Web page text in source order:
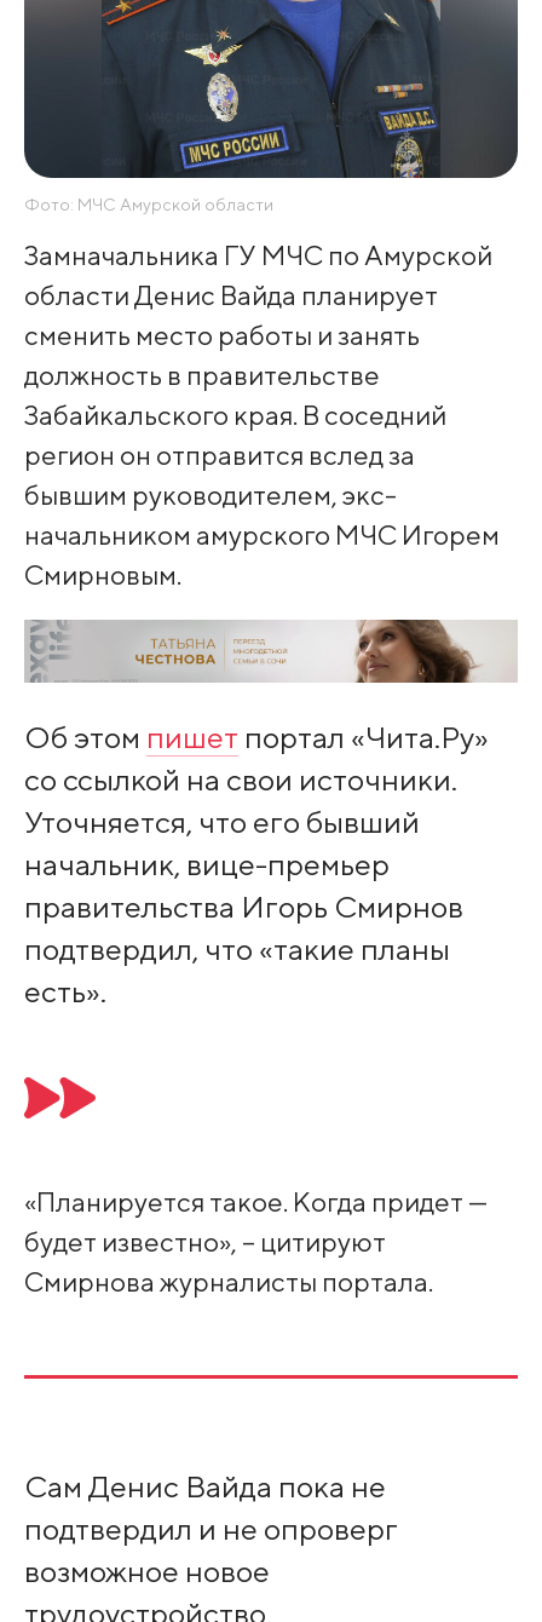
Фото: МЧС Амурской области
Замначальника ГУ МЧС по Амурской
области Денис Вайда планирует
сменить место работы и занять
должность в правительстве
Забайкальского края. В соседний
регион он отправится вслед за
бывшим руководителем, экс-
начальником амурского МЧС Игорем
Смирновым.
Об этом пишет портал «Чита.Ру»
со ссылкой на свои источники.
Уточняется, что его бывший
начальник, вице-премьер
правительства Игорь Смирнов
подтвердил, что «такие планы
есть».
«Планируется такое. Когда придет —
будет известно», – цитируют
Смирнова журналисты портала.
Сам Денис Вайда пока не
подтвердил и не опроверг
возможное новое
трудоустройство.